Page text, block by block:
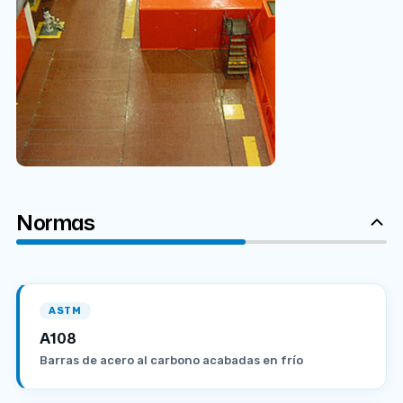
Normas
ASTM
A108
Barras de acero al carbono acabadas en frío